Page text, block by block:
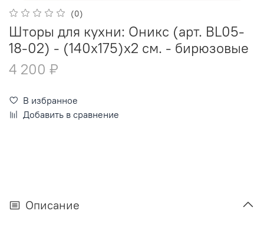
(0)
Шторы для кухни: Оникс (арт. BL05-
18-02) - (140х175)х2 см. - бирюзовые
4 200 ₽
В избранное
Добавить в сравнение
Описание